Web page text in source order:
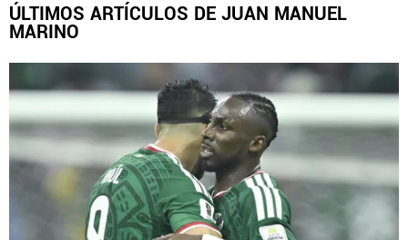
Términos y Condiciones
Políticas de Privacidad
Política Editorial
América Monumental, al igual que Futbol Sites, es
una compañía perteneciente a Better Collective.
Todos los derechos reservados.
ÚLTIMOS ARTÍCULOS DE JUAN MANUEL
MARINO